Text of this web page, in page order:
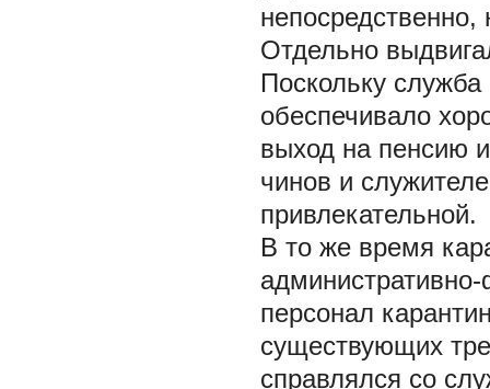
непосредственно,
Отдельно
Поскольку
обеспечивало
выход на пенсию
чинов и
привлекательной.
В то же время
персонал
существующих
справлялся со